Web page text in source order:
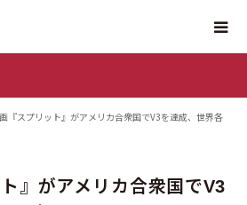
『スプリット』がアメリカ合衆国でV3を達成、世界各
』がアメリカ合衆国でV3